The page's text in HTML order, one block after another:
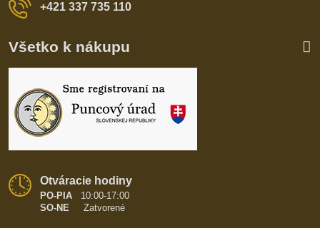
+421 337 735 110
Všetko k nákupu
Otváracie hodiny
PO-PIA
10:00-17:00
SO-NE Zatvorené